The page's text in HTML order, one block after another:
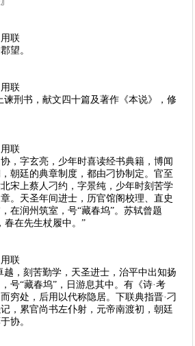
联
望。
联
谏刑书，献文四十篇及著作《本说》，修
联
，字玄亮，少年时喜读经书典籍，博闻
朝廷的典章制度，都由刁协制定。官至
宋上蔡人刁约，字景纯，少年时刻苦学
。天圣年间进士，历官馆阁校理、直史
在润州筑室，号“藏春坞”。苏轼曾题
春在先生杖履中。”
联
越，刻苦勤学，天圣进士，治平中出知扬
号“藏春坞”，日游息其中。有《诗·考
穷处，后用以代称隐居。下联典指晋·刁
，累官尚书左仆射，元帝南渡初，朝廷
协。